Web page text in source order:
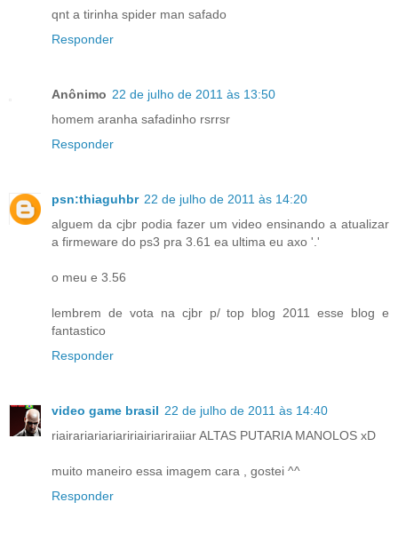
qnt a tirinha spider man safado
Responder
Anônimo 22 de julho de 2011 às 13:50
homem aranha safadinho rsrrsr
Responder
psn:thiaguhbr 22 de julho de 2011 às 14:20
alguem da cjbr podia fazer um video ensinando a atualizar
a firmeware do ps3 pra 3.61 ea ultima eu axo '.'
o meu e 3.56
lembrem de vota na cjbr p/ top blog 2011 esse blog e
fantastico
Responder
video game brasil 22 de julho de 2011 às 14:40
riairariariariaririairiariraiiar ALTAS PUTARIA MANOLOS xD
muito maneiro essa imagem cara , gostei ^^
Responder